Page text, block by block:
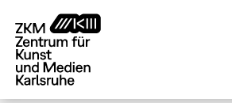
zum
Inhalt